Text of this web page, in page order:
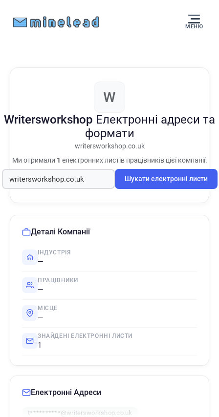
МЕНЮ
W
Writersworkshop Електронні адреси та
формати
writersworkshop.co.uk
Ми отримали 1 електронних листів працівників цієї компанії.
Шукати електронні листи
Деталі Компанії
ІНДУСТРІЯ
—
ПРАЦІВНИКИ
—
МІСЦЕ
—
ЗНАЙДЕНІ ЕЛЕКТРОННІ ЛИСТИ
1
Електронні Адреси
t**********@writersworkshop.co.uk